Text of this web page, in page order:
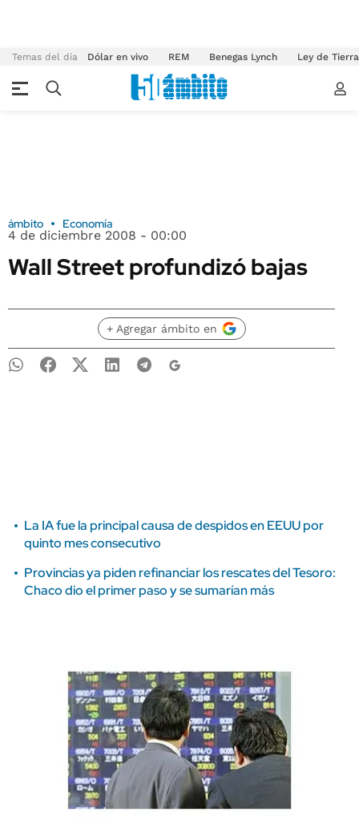
Temas del día Dólar en vivo REM Benegas Lynch Ley de
ámbito Economía
4 de diciembre 2008 - 00:00
Wall Street profundizó bajas
+ Agregar ámbito en
La IA fue la principal causa de despidos en EEUU por
quinto mes consecutivo
Provincias ya piden refinanciar los rescates del Tesoro:
Chaco dio el primer paso y se sumarían más